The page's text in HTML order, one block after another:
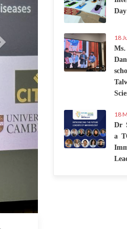
18
18
Dr
a